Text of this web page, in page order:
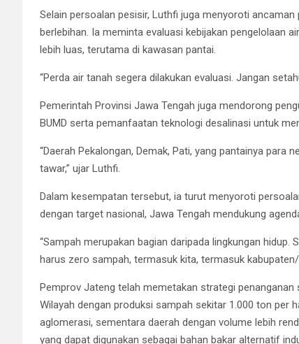
Selain persoalan pesisir, Luthfi juga menyoroti
berlebihan. Ia meminta evaluasi kebijakan pengelolaan
lebih luas, terutama di kawasan pantai.
“Perda air tanah segera dilakukan evaluasi. Jangan
Pemerintah Provinsi Jawa Tengah juga mendorong
BUMD serta pemanfaatan teknologi desalinasi untuk
“Daerah Pekalongan, Demak, Pati, yang pantainya para
tawar,” ujar Luthfi.
Dalam kesempatan tersebut, ia turut menyoroti
dengan target nasional, Jawa Tengah mendukung
“Sampah merupakan bagian daripada lingkungan
harus zero sampah, termasuk kita, termasuk kabupaten/
Pemprov Jateng telah memetakan strategi
Wilayah dengan produksi sampah sekitar 1.000 ton per
aglomerasi, sementara daerah dengan volume lebih
yang dapat digunakan sebagai bahan bakar alternatif